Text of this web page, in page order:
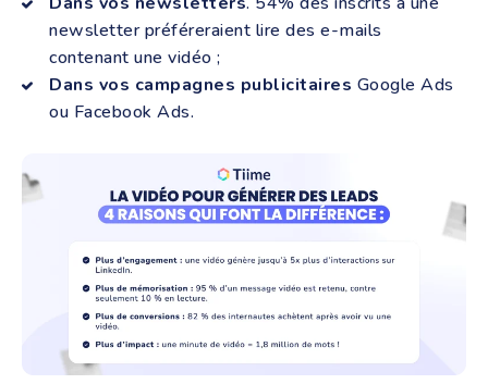
newsletter préféreraient lire des e-mails
contenant une vidéo ;
Dans vos campagnes publicitaires Google Ads
ou Facebook Ads.